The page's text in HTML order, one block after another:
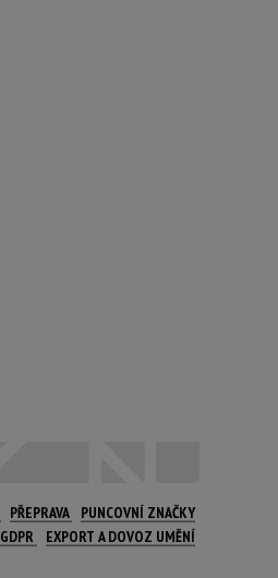
PŘEPRAVA
PUNCOVNÍ ZNAČKY
GDPR
EXPORT A DOVOZ UMĚNÍ